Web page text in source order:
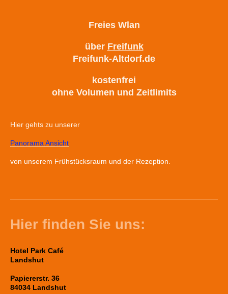
Freies Wlan
über Freifunk
Freifunk-Altdorf.de
kostenfrei
ohne Volumen und Zeitlimits
Hier gehts zu unserer
Panorama Ansicht
von unserem Frühstücksraum und der Rezeption.
Hier finden Sie uns:
Hotel Park Café
Landshut
Papiererstr. 36
84034 Landshut